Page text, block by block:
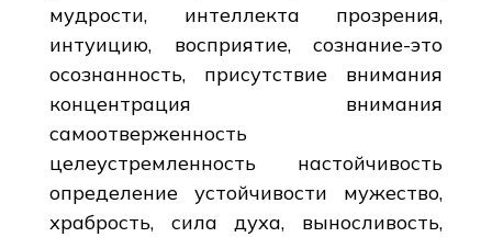
мудрости, интеллекта прозрения,
интуицию, восприятие, сознание-это
осознанность, присутствие внимания
концентрация внимания
самоотверженность
целеустремленность настойчивость
определение устойчивости мужество,
храбрость, сила духа, выносливость,